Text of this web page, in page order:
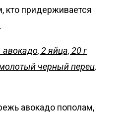
кто придерживается
авокадо, 2 яйца, 20 г
черный перец,
авокадо пополам,